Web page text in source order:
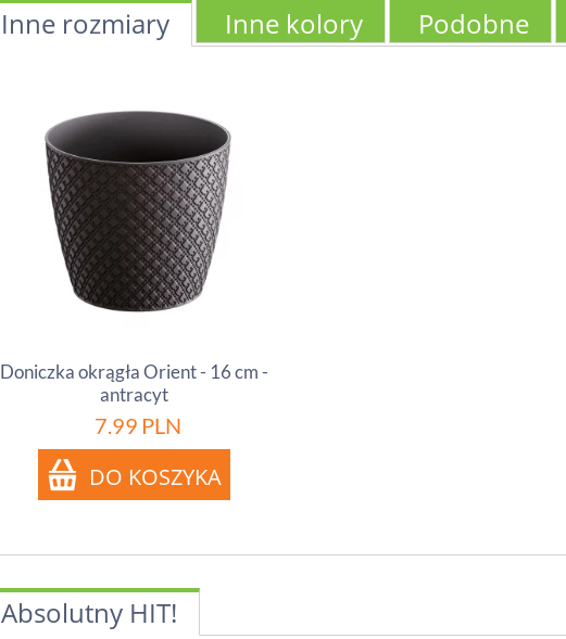
Inne rozmiary Inne kolory Podobne
Doniczka okrągła Orient - 16 cm -
antracyt
7.99 PLN
Absolutny HIT!